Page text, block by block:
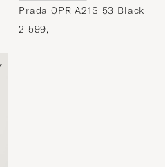
Prada 0PR A21S 53 Black
2 599,-